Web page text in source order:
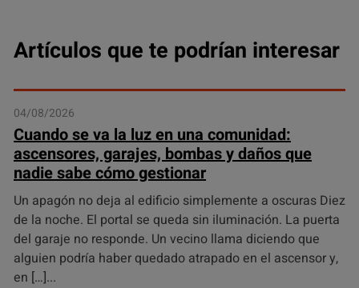
Artículos que te podrían interesar
04/08/2026
Cuando se va la luz en una comunidad:
ascensores, garajes, bombas y daños que
nadie sabe cómo gestionar
Un apagón no deja al edificio simplemente a oscuras Diez
de la noche. El portal se queda sin iluminación. La puerta
del garaje no responde. Un vecino llama diciendo que
alguien podría haber quedado atrapado en el ascensor y,
en […]